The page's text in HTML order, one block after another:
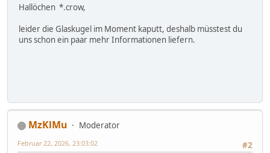
Hallöchen *.crow,
leider die Glaskugel im Moment kaputt, deshalb müsstest du
uns schon ein paar mehr Informationen liefern.
MzKlMu
Moderator
#2
Februar 22, 2026, 23:03:02